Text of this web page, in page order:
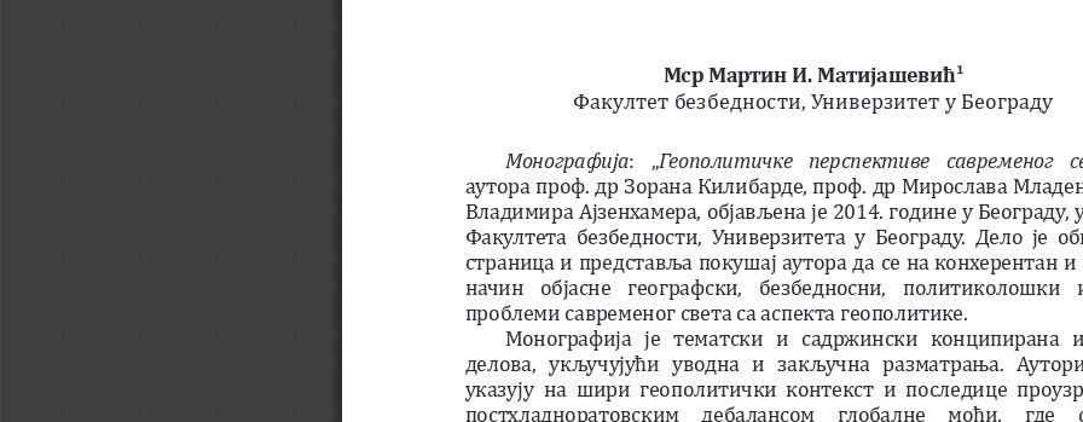
Мср Мартин И. Матијашевић1
Факултет безбедности, Универзитет у Београду
Монографија:  „ Геополитичке  перспективе  савременог
аутора проф. др Зорана Килибарде, проф. др Мирослава
Владимира Ајзенхамера, објављена је 2014. године у Београду,
Факултета безбедности, Универзитета у Београду. Дело је
страница и представља покушај аутора да се на конхерентан
начин  објасне  географски,  безбедносни,  политиколошки
проблеми савременог света са аспекта геополитике.
Монографија  је  тематски  и  садржински  конципирана
делова,  укључујући  уводна  и  закључна  разматрања.
указују на шири геополитички контекст и последице
постхладноратовским  дебалансом  глобалне  моћи,  где